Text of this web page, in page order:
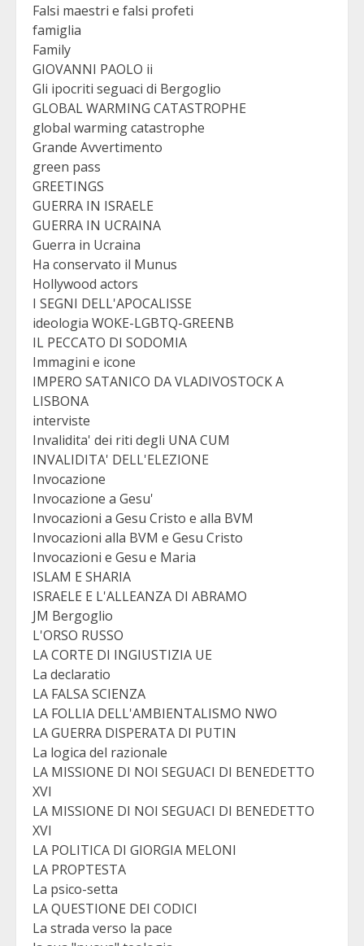
Falsi maestri e falsi profeti
famiglia
Family
GIOVANNI PAOLO ii
Gli ipocriti seguaci di Bergoglio
GLOBAL WARMING CATASTROPHE
global warming catastrophe
Grande Avvertimento
green pass
GREETINGS
GUERRA IN ISRAELE
GUERRA IN UCRAINA
Guerra in Ucraina
Ha conservato il Munus
Hollywood actors
I SEGNI DELL'APOCALISSE
ideologia WOKE-LGBTQ-GREENB
IL PECCATO DI SODOMIA
Immagini e icone
IMPERO SATANICO DA VLADIVOSTOCK A
LISBONA
interviste
Invalidita' dei riti degli UNA CUM
INVALIDITA' DELL'ELEZIONE
Invocazione
Invocazione a Gesu'
Invocazioni a Gesu Cristo e alla BVM
Invocazioni alla BVM e Gesu Cristo
Invocazioni e Gesu e Maria
ISLAM E SHARIA
ISRAELE E L'ALLEANZA DI ABRAMO
JM Bergoglio
L'ORSO RUSSO
LA CORTE DI INGIUSTIZIA UE
La declaratio
LA FALSA SCIENZA
LA FOLLIA DELL'AMBIENTALISMO NWO
LA GUERRA DISPERATA DI PUTIN
La logica del razionale
LA MISSIONE DI NOI SEGUACI DI BENEDETTO
XVI
LA MISSIONE DI NOI SEGUACI DI BENEDETTO
XVI
LA POLITICA DI GIORGIA MELONI
LA PROPTESTA
La psico-setta
LA QUESTIONE DEI CODICI
La strada verso la pace